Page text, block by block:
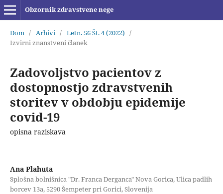
Obzornik zdravstvene nege
Dom / Arhivi / Letn. 56 Št. 4 (2022) /
Izvirni znanstveni članek
Zadovoljstvo pacientov z
dostopnostjo zdravstvenih
storitev v obdobju epidemije
covid-19
opisna raziskava
Ana Plahuta
Splošna bolnišnica "Dr. Franca Derganca" Nova Gorica, Ulica padlih
borcev 13a, 5290 Šempeter pri Gorici, Slovenija